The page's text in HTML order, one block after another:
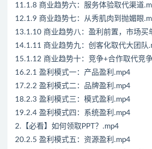
11.1.8 商业趋势六：服务体验取代渠道
12.1.9 商业趋势七：从秀肌肉到抛媚眼
13.1.10 商业趋势八：盈利前置，市场买
14.1.11 商业趋势九：创客化取代大团队
15.1.12 商业趋势十：竞争+合作取代竞
16.2.1 盈利模式一：产品盈利.mp4
17.2.2 盈利模式二：品牌盈利.mp4
18.2.3 盈利模式三：模式盈利.mp4
19.2.4 盈利模式四：系统盈利.mp4
2.【必看】如何领取PPT？.mp4
20.2.5 盈利模式五：资源盈利.mp4